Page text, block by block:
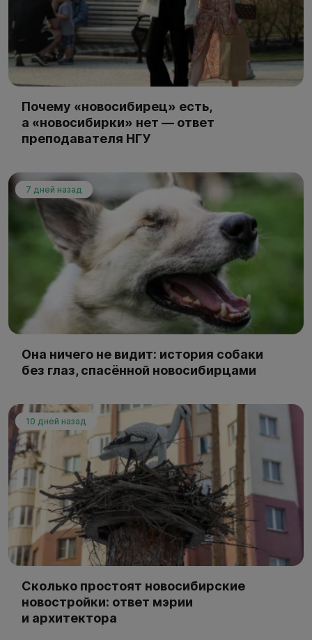
Почему «новосибирец» есть,
а «новосибирки» нет — ответ
преподавателя НГУ
7 дней назад
Она ничего не видит: история собаки
без глаз, спасённой новосибирцами
10 дней назад
Сколько простоят новосибирские
новостройки: ответ мэрии
и архитектора